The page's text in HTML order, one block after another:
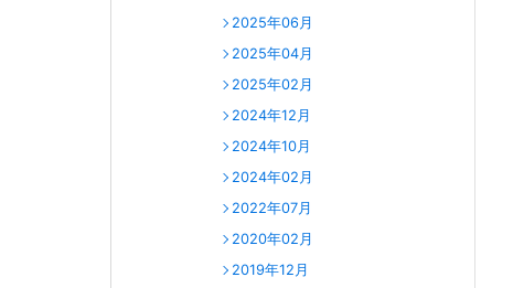
2025年06月
2025年04月
2025年02月
2024年12月
2024年10月
2024年02月
2022年07月
2020年02月
2019年12月